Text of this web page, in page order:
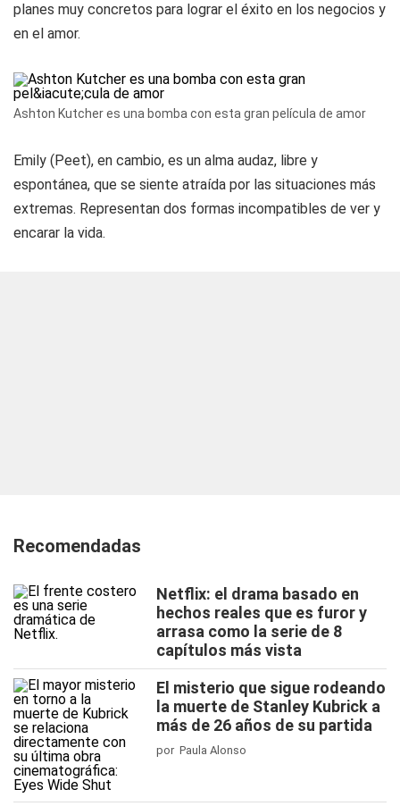
planes muy concretos para lograr el éxito en los negocios y
en el amor.
Ashton Kutcher es una bomba con esta gran película de amor
Emily (Peet), en cambio, es un alma audaz, libre y
espontánea, que se siente atraída por las situaciones más
extremas. Representan dos formas incompatibles de ver y
encarar la vida.
Recomendadas
Netflix: el drama basado en
hechos reales que es furor y
arrasa como la serie de 8
capítulos más vista
El misterio que sigue rodeando
la muerte de Stanley Kubrick a
más de 26 años de su partida
por Paula Alonso